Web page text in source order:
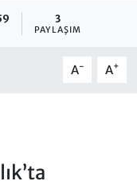
3
PAYLAŞIM
A- A+